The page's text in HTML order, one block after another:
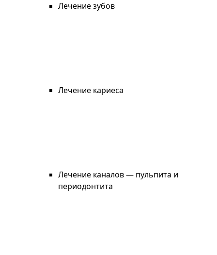
Лечение зубов
Лечение кариеса
Лечение каналов — пульпита и
периодонтита